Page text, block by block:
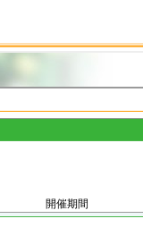
開催期間